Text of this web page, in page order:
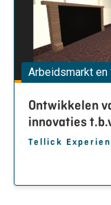
Ontwikkelen
innovaties
Tellick
Arbeidsmarkt en